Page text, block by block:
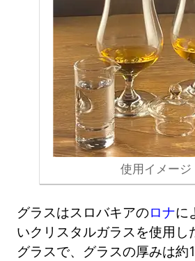
使用イメージ
グラスはスロバキアのロナに
いクリスタルガラスを使用し
グラスで、グラスの厚みは